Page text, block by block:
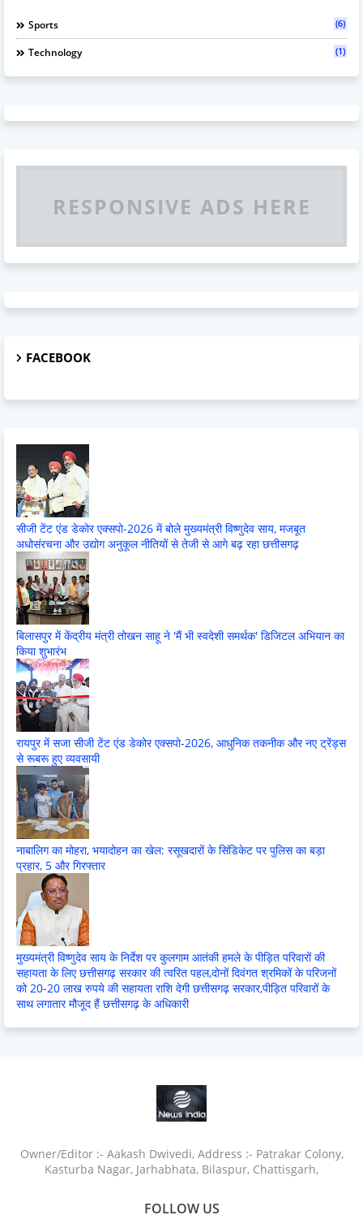
Sports (6)
Technology (1)
RESPONSIVE ADS HERE
FACEBOOK
सीजी टेंट एंड डेकोर एक्सपो-2026 में बोले मुख्यमंत्री विष्णुदेव साय, मजबूत
अधोसंरचना और उद्योग अनुकूल नीतियों से तेजी से आगे बढ़ रहा छत्तीसगढ़
बिलासपुर में केंद्रीय मंत्री तोखन साहू ने 'मैं भी स्वदेशी समर्थक' डिजिटल अभियान का
किया शुभारंभ
रायपुर में सजा सीजी टेंट एंड डेकोर एक्सपो-2026, आधुनिक तकनीक और नए ट्रेंड्स
से रूबरू हुए व्यवसायी
नाबालिग का मोहरा, भयादोहन का खेल: रसूखदारों के सिंडिकेट पर पुलिस का बड़ा
प्रहार, 5 और गिरफ्तार
मुख्यमंत्री विष्णुदेव साय के निर्देश पर कुलगाम आतंकी हमले के पीड़ित परिवारों की
सहायता के लिए छत्तीसगढ़ सरकार की त्वरित पहल,दोनों दिवंगत श्रमिकों के परिजनों
को 20-20 लाख रुपये की सहायता राशि देगी छत्तीसगढ़ सरकार,पीड़ित परिवारों के
साथ लगातार मौजूद हैं छत्तीसगढ़ के अधिकारी
Owner/Editor :- Aakash Dwivedi, Address :- Patrakar Colony,
Kasturba Nagar, Jarhabhata, Bilaspur, Chattisgarh,
FOLLOW US